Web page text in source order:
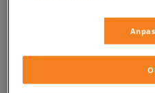
Qualität bieten kann? Die Converse
möglich ist. Checke dieses Modell
nächste Level des Streetwears. Das
Der Star des Urban-